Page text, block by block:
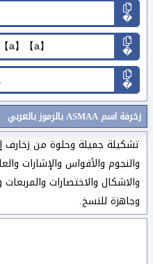
�
�
�
زخرفة اسم ASMAA بالرموز بالعربي
والنجوم والأقواس والإشارات
والاشكال والاختصارات
وجاهزة للنسخ.